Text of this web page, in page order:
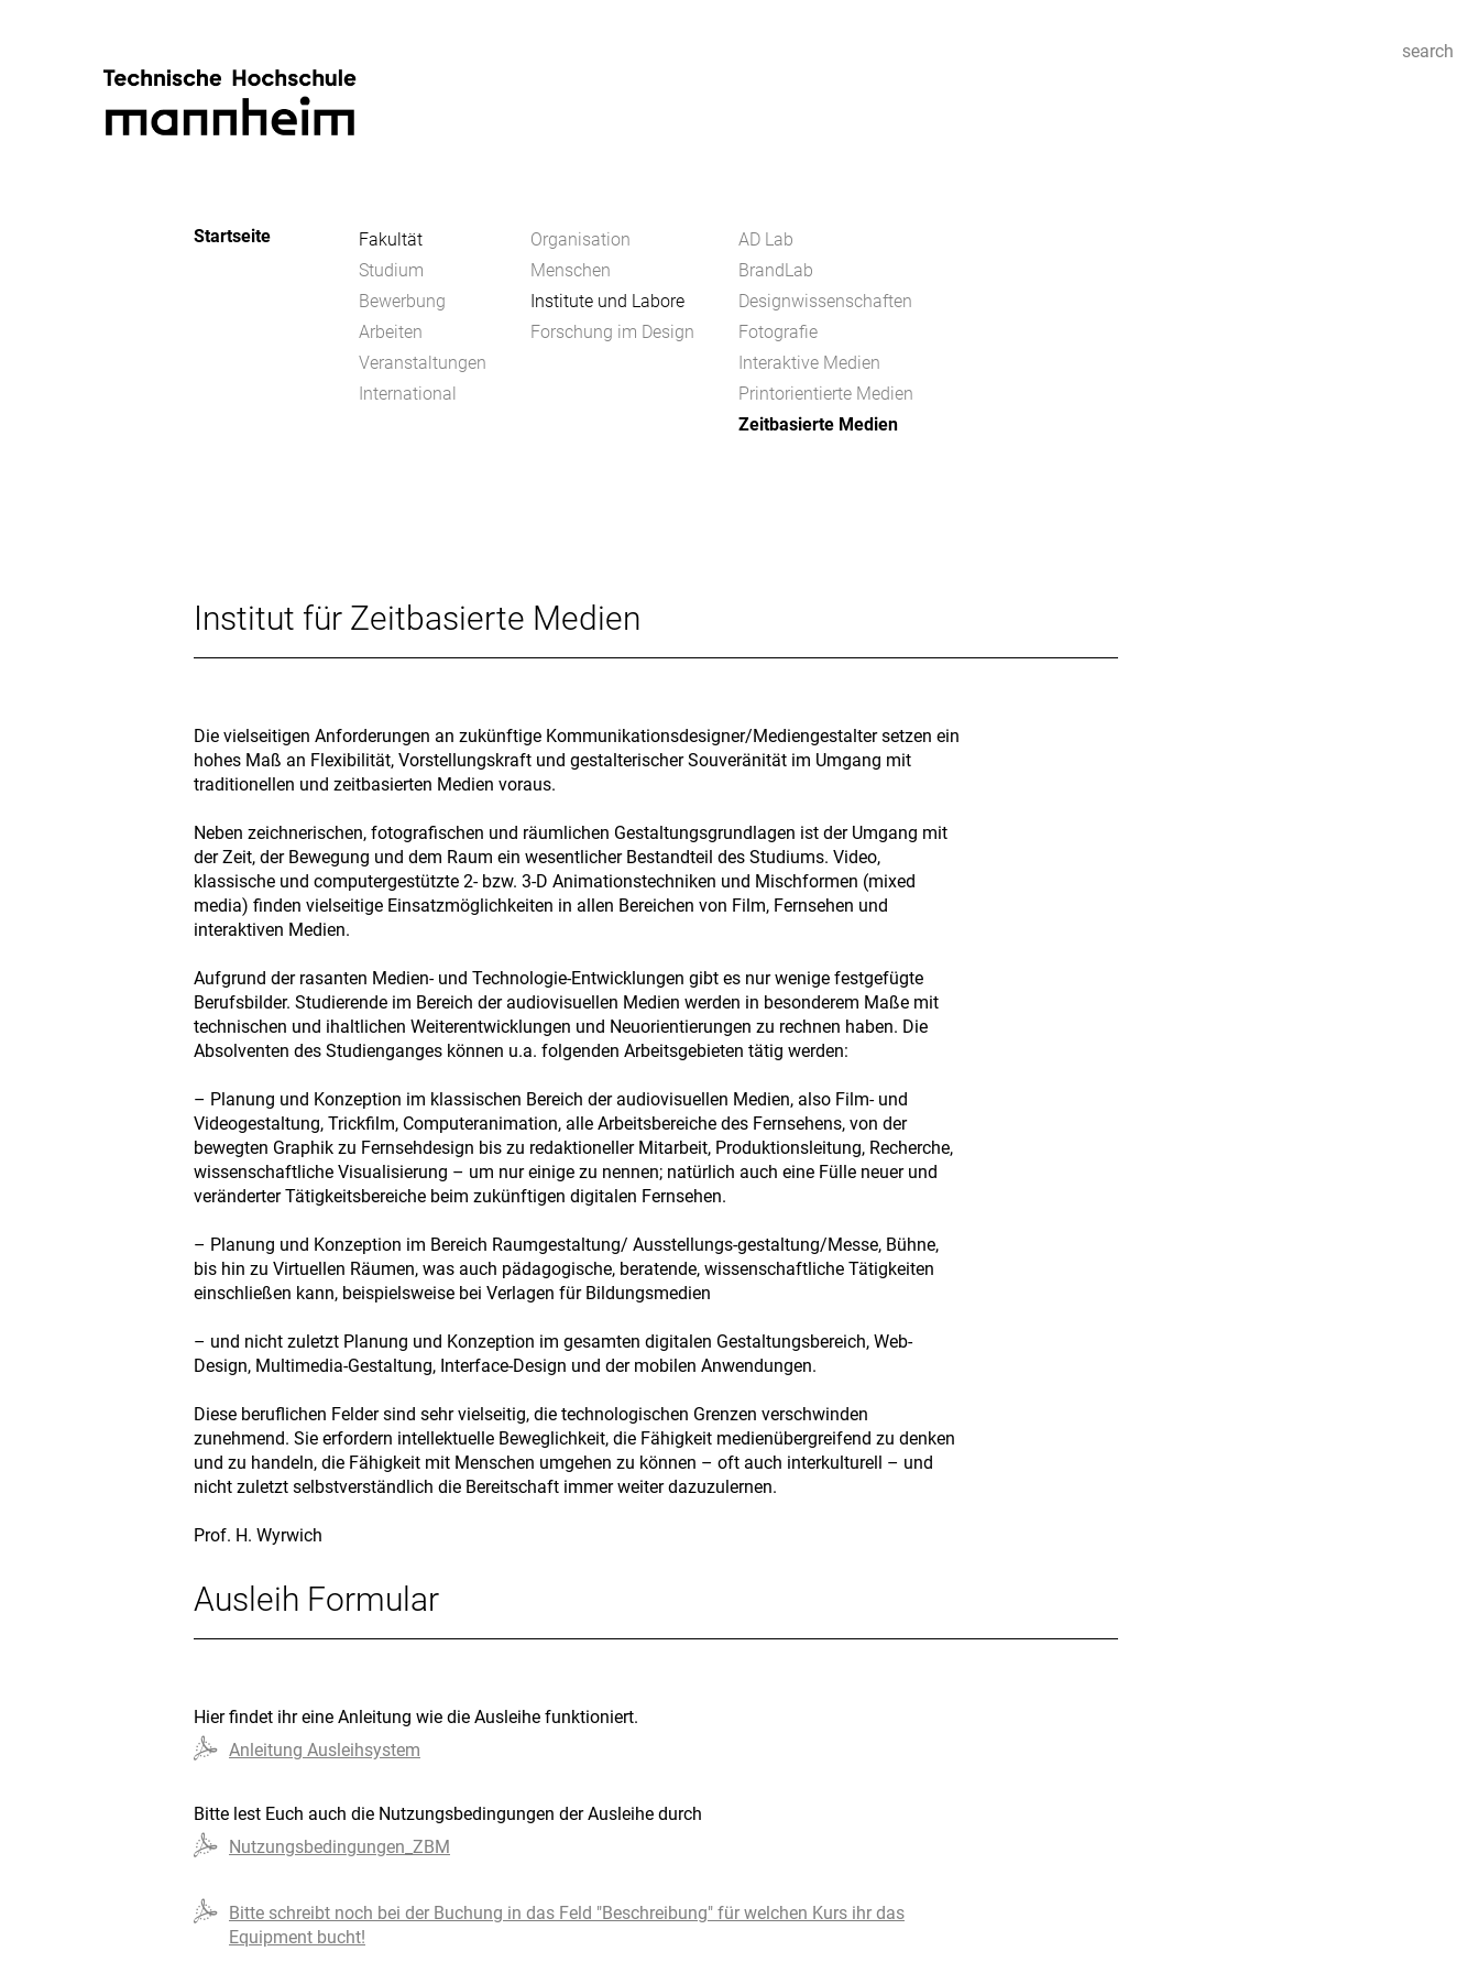
search
Startseite Fakultät
Organisation
Menschen
Institute und Labore
AD Lab
BrandLab
Designwissenschaften
Fotografie
Interaktive Medien
Printorientierte Medien
Zeitbasierte Medien
Forschung im Design
Studium
Bewerbung
Arbeiten
Veranstaltungen
International
Institut für Zeitbasierte Medien
Die vielseitigen Anforderungen an zukünftige Kommunikationsdesigner/Mediengestalter setzen ein
hohes Maß an Flexibilität, Vorstellungskraft und gestalterischer Souveränität im Umgang mit
traditionellen und zeitbasierten Medien voraus.
Neben zeichnerischen, fotografischen und räumlichen Gestaltungsgrundlagen ist der Umgang mit
der Zeit, der Bewegung und dem Raum ein wesentlicher Bestandteil des Studiums. Video,
klassische und computergestützte 2- bzw. 3-D Animationstechniken und Mischformen (mixed
media) finden vielseitige Einsatzmöglichkeiten in allen Bereichen von Film, Fernsehen und
interaktiven Medien.
Aufgrund der rasanten Medien- und Technologie-Entwicklungen gibt es nur wenige festgefügte
Berufsbilder. Studierende im Bereich der audiovisuellen Medien werden in besonderem Maße mit
technischen und ihaltlichen Weiterentwicklungen und Neuorientierungen zu rechnen haben. Die
Absolventen des Studienganges können u.a. folgenden Arbeitsgebieten tätig werden:
– Planung und Konzeption im klassischen Bereich der audiovisuellen Medien, also Film- und
Videogestaltung, Trickfilm, Computeranimation, alle Arbeitsbereiche des Fernsehens, von der
bewegten Graphik zu Fernsehdesign bis zu redaktioneller Mitarbeit, Produktionsleitung, Recherche,
wissenschaftliche Visualisierung – um nur einige zu nennen; natürlich auch eine Fülle neuer und
veränderter Tätigkeitsbereiche beim zukünftigen digitalen Fernsehen.
– Planung und Konzeption im Bereich Raumgestaltung/ Ausstellungs-gestaltung/Messe, Bühne,
bis hin zu Virtuellen Räumen, was auch pädagogische, beratende, wissenschaftliche Tätigkeiten
einschließen kann, beispielsweise bei Verlagen für Bildungsmedien
– und nicht zuletzt Planung und Konzeption im gesamten digitalen Gestaltungsbereich, Web-
Design, Multimedia-Gestaltung, Interface-Design und der mobilen Anwendungen.
Diese beruflichen Felder sind sehr vielseitig, die technologischen Grenzen verschwinden
zunehmend. Sie erfordern intellektuelle Beweglichkeit, die Fähigkeit medienübergreifend zu denken
und zu handeln, die Fähigkeit mit Menschen umgehen zu können – oft auch interkulturell – und
nicht zuletzt selbstverständlich die Bereitschaft immer weiter dazuzulernen.
Prof. H. Wyrwich
Ausleih Formular
Hier findet ihr eine Anleitung wie die Ausleihe funktioniert.
Anleitung Ausleihsystem
Bitte lest Euch auch die Nutzungsbedingungen der Ausleihe durch
Nutzungsbedingungen_ZBM
Bitte schreibt noch bei der Buchung in das Feld "Beschreibung" für welchen Kurs ihr das
Equipment bucht!